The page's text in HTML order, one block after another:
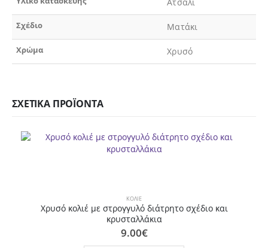
Σχέδιο Ματάκι
Χρώμα Χρυσό
ΣΧΕΤΙΚΆ ΠΡΟΪΌΝΤΑ
ΚΟΛΙΈ
Χρυσό κολιέ με στρογγυλό διάτρητο σχέδιο και
κρυσταλλάκια
9.00€